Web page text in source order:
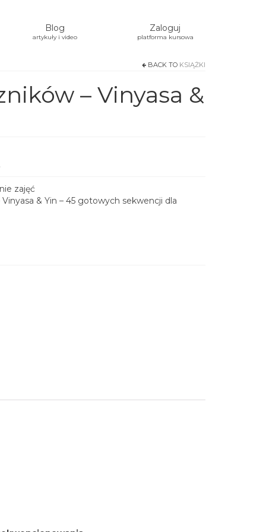
Blog
artykuły i video
Zaloguj
platforma kursowa
BACK TO KSIĄŻKI
– Vinyasa &
zajęć
& Yin – 45 gotowych sekwencji dla